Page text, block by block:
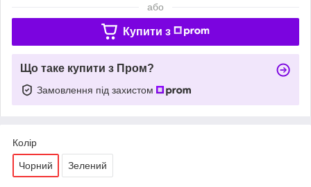
або
Купити з
Що таке купити з Пром?
Замовлення під захистом
Колір
Чорний Зелений